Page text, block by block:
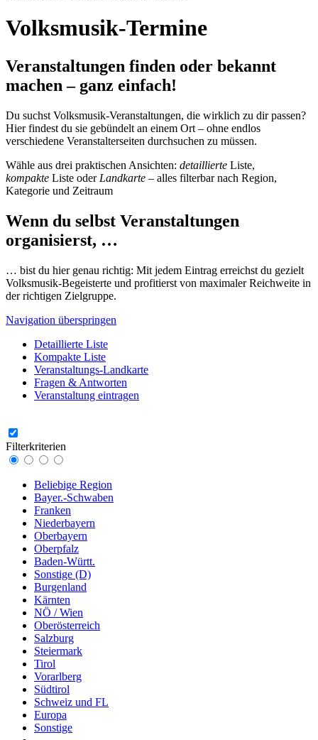
Volksmusik-Termine
Veranstaltungen finden oder bekannt
machen – ganz einfach!
Du suchst Volksmusik-Veranstaltungen, die wirklich zu dir passen?
Hier findest du sie gebündelt an einem Ort – ohne endlos
verschiedene Veranstalterseiten durchsuchen zu müssen.
Wähle aus drei praktischen Ansichten: detaillierte Liste,
kompakte Liste oder Landkarte – alles filterbar nach Region,
Kategorie und Zeitraum
Wenn du selbst Veranstaltungen
organisierst, …
… bist du hier genau richtig: Mit jedem Eintrag erreichst du gezielt
Volksmusik-Begeisterte und profitierst von maximaler Reichweite in
der richtigen Zielgruppe.
Navigation überspringen
Detaillierte Liste
Kompakte Liste
Veranstaltungs-Landkarte
Fragen & Antworten
Veranstaltung eintragen
Filterkriterien
Beliebige Region
Bayer.-Schwaben
Franken
Niederbayern
Oberbayern
Oberpfalz
Baden-Württ.
Sonstige (D)
Burgenland
Kärnten
NÖ / Wien
Oberösterreich
Salzburg
Steiermark
Tirol
Vorarlberg
Südtirol
Schweiz und FL
Europa
Sonstige